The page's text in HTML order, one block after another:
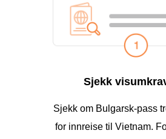
Sjekk
Sjekk om Bulgarsk-pass
for innreise til Vietnam.